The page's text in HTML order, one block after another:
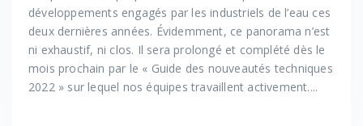
développements engagés par les industriels de l’eau ces
deux dernières années. Évidemment, ce panorama n’est
ni exhaustif, ni clos. Il sera prolongé et complété dès le
mois prochain par le « Guide des nouveautés techniques
2022 » sur lequel nos équipes travaillent activement....